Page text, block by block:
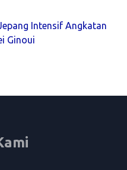
Intensif Angkatan
Ginoui